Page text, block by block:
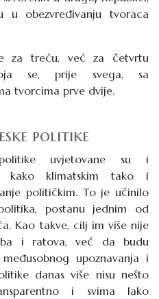
u obezvređivanju tvoraca
za treću, već za četvrtu
se, prije svega, sa
tvorcima prve dvije.
politike
uvjetovane su i
kako klimatskim tako i
političkim. To je učinilo
postanu jednim od
Kao takve, cilj im više nije
i ratova, već da budu
upoznavanja i
danas više nisu nešto
i svima lako